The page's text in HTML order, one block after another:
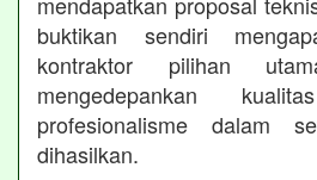
buktikan sendiri
kontraktor pilihan
mengedepankan
profesionalisme dalam
dihasilkan.